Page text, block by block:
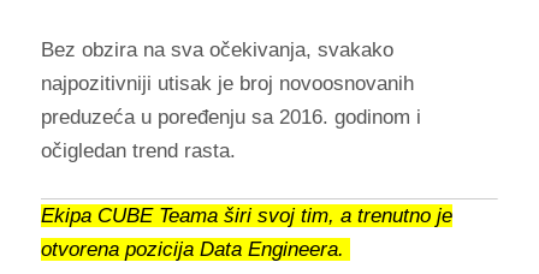
Bez obzira na sva očekivanja, svakako
najpozitivniji utisak je broj novoosnovanih
preduzeća u poređenju sa 2016. godinom i
očigledan trend rasta.
Ekipa CUBE Teama širi svoj tim, a trenutno je
otvorena pozicija Data Engineera.